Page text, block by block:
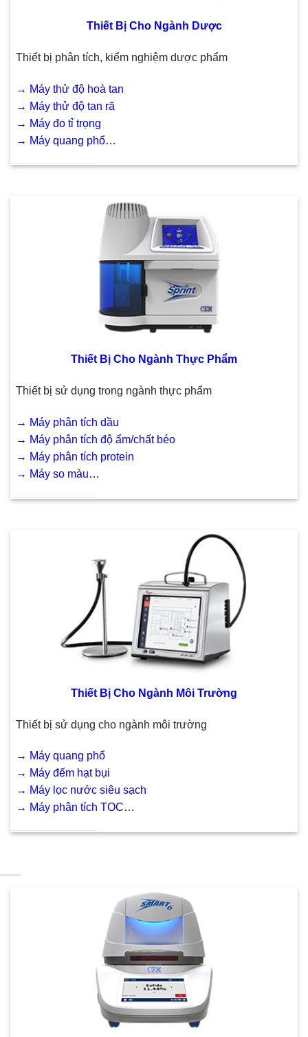
Thiết Bị Cho Ngành Dược
Thiết bị phân tích, kiểm nghiệm dược phẩm
→ Máy thử độ hoà tan
→ Máy thử độ tan rã
→ Máy đo tỉ trọng
→ Máy quang phổ…
Thiết Bị Cho Ngành Thực Phẩm
Thiết bị sử dụng trong ngành thực phẩm
→ Máy phân tích dầu
→ Máy phân tích độ ẩm/chất béo
→ Máy phân tích protein
→ Máy so màu…
Thiết Bị Cho Ngành Môi Trường
Thiết bị sử dụng cho ngành môi trường
→ Máy quang phổ
→ Máy đếm hạt bụi
→ Máy lọc nước siêu sạch
→ Máy phân tích TOC…